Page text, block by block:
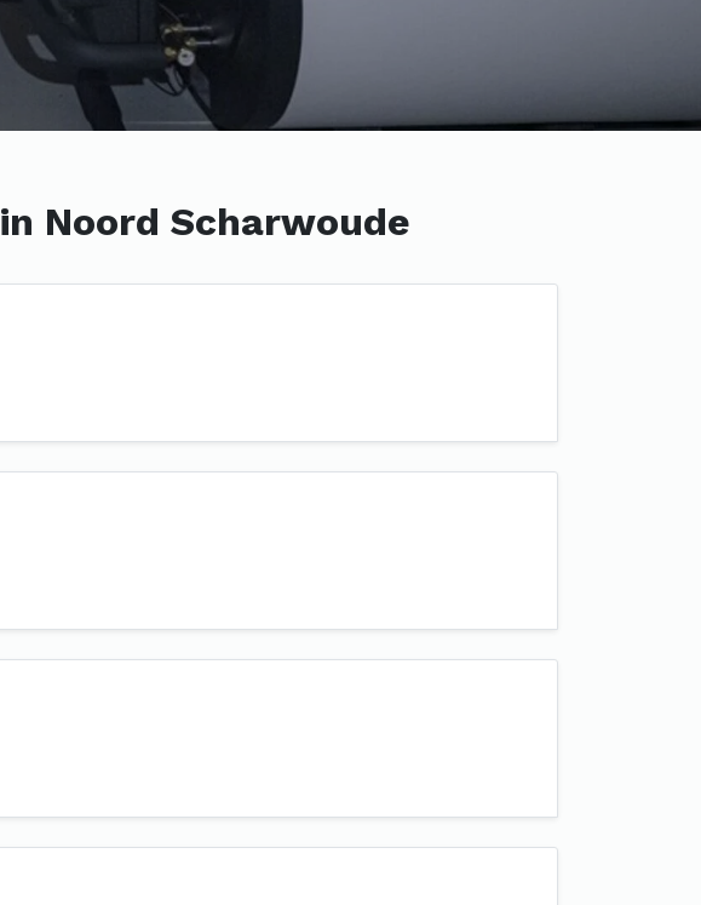
Noord Scharwoude